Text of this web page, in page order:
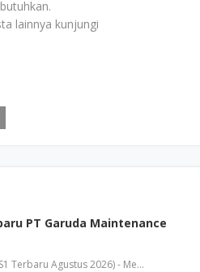
lainnya kunjungi
PT Garuda Maintenance
Terbaru Agustus 2026) - Me…